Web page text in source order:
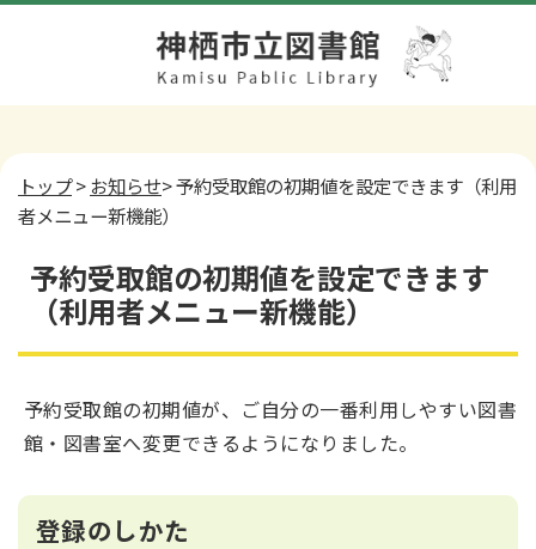
トップ>お知らせ> 予約受取館の初期値を設定できます（利用
者メニュー新機能）
予約受取館の初期値を設定できます
（利用者メニュー新機能）
予約受取館の初期値が、ご自分の一番利用しやすい図書
館・図書室へ変更できるようになりました。
登録のしかた